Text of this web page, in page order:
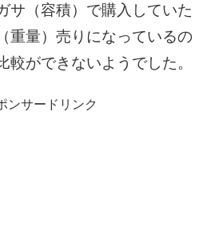
サ（容積）で購入していた
重量）売りになっているの
較ができないようでした。
ンサードリンク